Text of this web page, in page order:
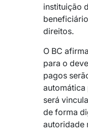
instituição
direitos.
O BC
para o
pagos
automática
será
de forma
autoridade